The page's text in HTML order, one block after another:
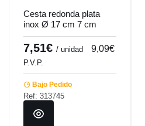
Cesta redonda plata
inox Ø 17 cm 7 cm
Hypinox Pro.mundi
7,51€ / unidad 9,09€
P.V.P.
Bajo Pedido
Ref: 313745